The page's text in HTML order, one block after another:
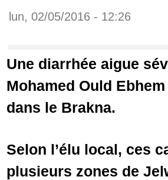
lun, 02/05/2016 - 12:26
Une diarrhée aigue
Mohamed Ould
dans le Brakna.
Selon l’élu local, ces
plusieurs zones de